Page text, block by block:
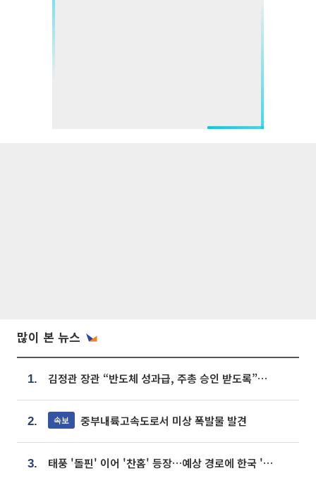
많이 본 뉴스
1. 김정관 장관 “반도체 성과급, 주총 승인 받도록”…상법·자본시장법 개정 시사
2. 속보 중부내륙고속도로서 미상 폭발물 발견
3. 태풍 '돌핀' 이어 '찬홈' 등장…예상 경로에 한국 '한숨'